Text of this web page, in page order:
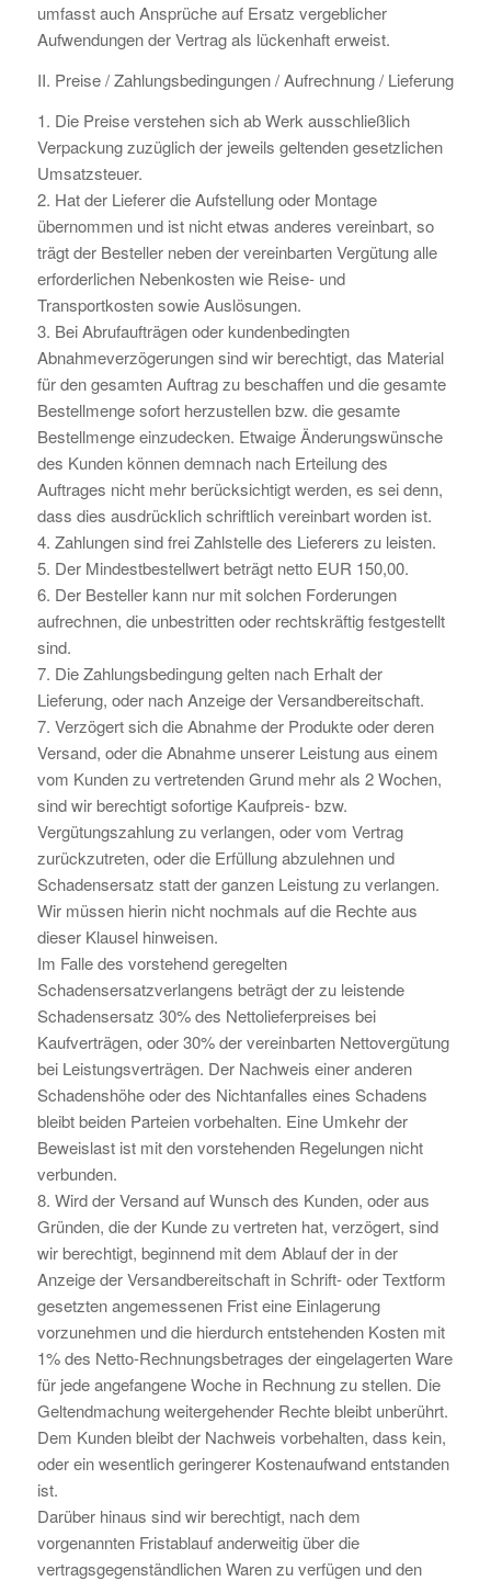
umfasst auch Ansprüche auf Ersatz vergeblicher
Aufwendungen der Vertrag als lückenhaft erweist.
II. Preise / Zahlungsbedingungen / Aufrechnung / Lieferung
1. Die Preise verstehen sich ab Werk ausschließlich
Verpackung zuzüglich der jeweils geltenden gesetzlichen
Umsatzsteuer.
2. Hat der Lieferer die Aufstellung oder Montage
übernommen und ist nicht etwas anderes vereinbart, so
trägt der Besteller neben der vereinbarten Vergütung alle
erforderlichen Nebenkosten wie Reise- und
Transportkosten sowie Auslösungen.
3. Bei Abrufaufträgen oder kundenbedingten
Abnahmeverzögerungen sind wir berechtigt, das Material
für den gesamten Auftrag zu beschaffen und die gesamte
Bestellmenge sofort herzustellen bzw. die gesamte
Bestellmenge einzudecken. Etwaige Änderungswünsche
des Kunden können demnach nach Erteilung des
Auftrages nicht mehr berücksichtigt werden, es sei denn,
dass dies ausdrücklich schriftlich vereinbart worden ist.
4. Zahlungen sind frei Zahlstelle des Lieferers zu leisten.
5. Der Mindestbestellwert beträgt netto EUR 150,00.
6. Der Besteller kann nur mit solchen Forderungen
aufrechnen, die unbestritten oder rechtskräftig festgestellt
sind.
7. Die Zahlungsbedingung gelten nach Erhalt der
Lieferung, oder nach Anzeige der Versandbereitschaft.
7. Verzögert sich die Abnahme der Produkte oder deren
Versand, oder die Abnahme unserer Leistung aus einem
vom Kunden zu vertretenden Grund mehr als 2 Wochen,
sind wir berechtigt sofortige Kaufpreis- bzw.
Vergütungszahlung zu verlangen, oder vom Vertrag
zurückzutreten, oder die Erfüllung abzulehnen und
Schadensersatz statt der ganzen Leistung zu verlangen.
Wir müssen hierin nicht nochmals auf die Rechte aus
dieser Klausel hinweisen.
Im Falle des vorstehend geregelten
Schadensersatzverlangens beträgt der zu leistende
Schadensersatz 30% des Nettolieferpreises bei
Kaufverträgen, oder 30% der vereinbarten Nettovergütung
bei Leistungsverträgen. Der Nachweis einer anderen
Schadenshöhe oder des Nichtanfalles eines Schadens
bleibt beiden Parteien vorbehalten. Eine Umkehr der
Beweislast ist mit den vorstehenden Regelungen nicht
verbunden.
8. Wird der Versand auf Wunsch des Kunden, oder aus
Gründen, die der Kunde zu vertreten hat, verzögert, sind
wir berechtigt, beginnend mit dem Ablauf der in der
Anzeige der Versandbereitschaft in Schrift- oder Textform
gesetzten angemessenen Frist eine Einlagerung
vorzunehmen und die hierdurch entstehenden Kosten mit
1% des Netto-Rechnungsbetrages der eingelagerten Ware
für jede angefangene Woche in Rechnung zu stellen. Die
Geltendmachung weitergehender Rechte bleibt unberührt.
Dem Kunden bleibt der Nachweis vorbehalten, dass kein,
oder ein wesentlich geringerer Kostenaufwand entstanden
ist.
Darüber hinaus sind wir berechtigt, nach dem
vorgenannten Fristablauf anderweitig über die
vertragsgegenständlichen Waren zu verfügen und den